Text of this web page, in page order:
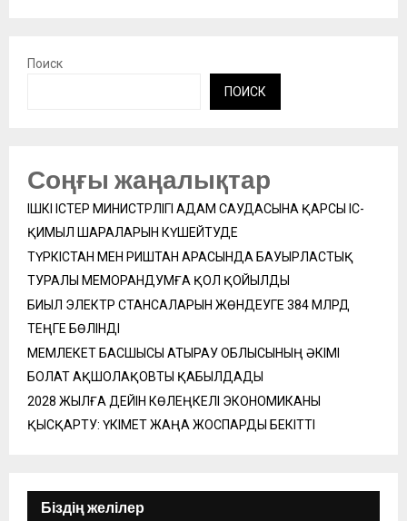
Поиск
ПОИСК
Соңғы жаңалықтар
ІШКІ ІСТЕР МИНИСТРЛІГІ АДАМ САУДАСЫНА ҚАРСЫ ІС-
ҚИМЫЛ ШАРАЛАРЫН КҮШЕЙТУДЕ
ТҮРКІСТАН МЕН РИШТАН АРАСЫНДА БАУЫРЛАСТЫҚ
ТУРАЛЫ МЕМОРАНДУМҒА ҚОЛ ҚОЙЫЛДЫ
БИЫЛ ЭЛЕКТР СТАНСАЛАРЫН ЖӨНДЕУГЕ 384 МЛРД
ТЕҢГЕ БӨЛІНДІ
МЕМЛЕКЕТ БАСШЫСЫ АТЫРАУ ОБЛЫСЫНЫҢ ӘКІМІ
БОЛАТ АҚШОЛАҚОВТЫ ҚАБЫЛДАДЫ
2028 ЖЫЛҒА ДЕЙІН КӨЛЕҢКЕЛІ ЭКОНОМИКАНЫ
ҚЫСҚАРТУ: ҮКІМЕТ ЖАҢА ЖОСПАРДЫ БЕКІТТІ
Біздің желілер